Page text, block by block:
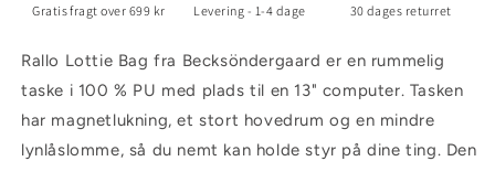
Gratis fragt over 699 kr Levering - 1-4 dage 30 dages returret
Rallo Lottie Bag fra Becksöndergaard er en rummelig
taske i 100 % PU med plads til en 13" computer. Tasken
har magnetlukning, et stort hovedrum og en mindre
lynlåslomme, så du nemt kan holde styr på dine ting. Den